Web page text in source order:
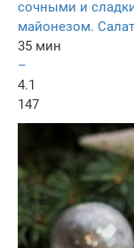
сочными и
майонезом.
35 мин
–
4.1
147